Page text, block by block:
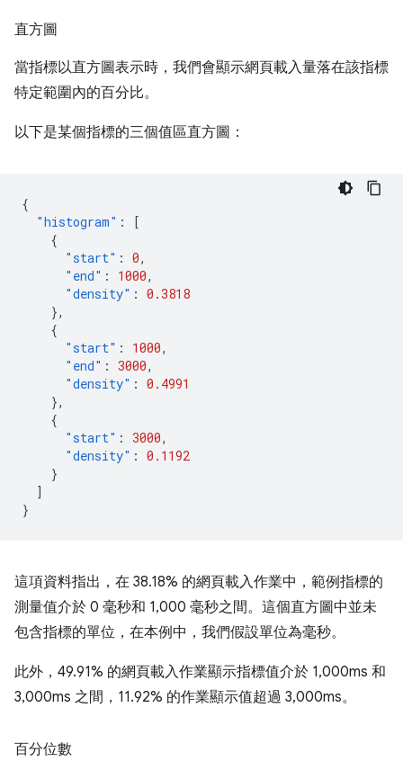
直方圖
當指標以直方圖表示時，我們會顯示網頁載入量落在該指標
特定範圍內的百分比。
以下是某個指標的三個值區直方圖：
{
"histogram" :
[
{
"start" : 0,
"end" : 1000,
"density" : 0.3818
},
{
"start" : 1000,
"end" : 3000,
"density" : 0.4991
},
{
"start" : 3000,
"density" : 0.1192
}
]
}
這項資料指出，在 38.18% 的網頁載入作業中，範例指標的
測量值介於 0 毫秒和 1,000 毫秒之間。這個直方圖中並未
包含指標的單位，在本例中，我們假設單位為毫秒。
此外，49.91% 的網頁載入作業顯示指標值介於 1,000ms 和
3,000ms 之間，11.92% 的作業顯示值超過 3,000ms。
百分位數